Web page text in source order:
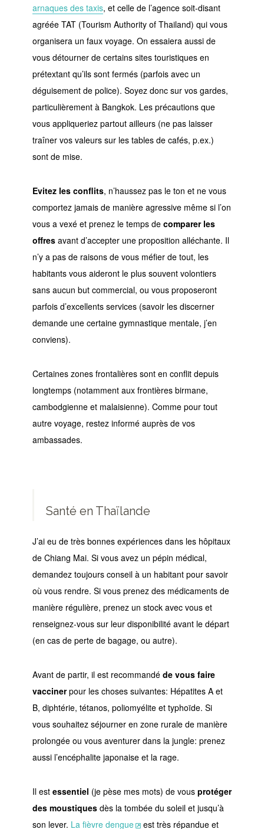
arnaques des taxis, et celle de l’agence soit-disant
agréée TAT (Tourism Authority of Thailand) qui vous
organisera un faux voyage. On essaiera aussi de
vous détourner de certains sites touristiques en
prétextant qu’ils sont fermés (parfois avec un
déguisement de police). Soyez donc sur vos gardes,
particulièrement à Bangkok. Les précautions que
vous appliqueriez partout ailleurs (ne pas laisser
traîner vos valeurs sur les tables de cafés, p.ex.)
sont de mise.
Evitez les conflits, n’haussez pas le ton et ne vous
comportez jamais de manière agressive même si l’on
vous a vexé et prenez le temps de comparer les
offresavant d’accepter une proposition alléchante. Il
n’y a pas de raisons de vous méfier de tout, les
habitants vous aideront le plus souvent volontiers
sans aucun but commercial, ou vous proposeront
parfois d’excellents services (savoir les discerner
demande une certaine gymnastique mentale, j’en
conviens).
Certaines zones frontalières sont en conflit depuis
longtemps (notamment aux frontières birmane,
cambodgienne et malaisienne). Comme pour tout
autre voyage, restez informé auprès de vos
ambassades.
Santé en Thaïlande
J’ai eu de très bonnes expériences dans les hôpitaux
de Chiang Mai. Si vous avez un pépin médical,
demandez toujours conseil à un habitant pour savoir
où vous rendre. Si vous prenez des médicaments de
manière régulière, prenez un stock avec vous et
renseignez-vous sur leur disponibilité avant le départ
(en cas de perte de bagage, ou autre).
Avant de partir, il est recommandé de vous faire
vaccinerpour les choses suivantes: Hépatites A et
B, diphtérie, tétanos, poliomyélite et typhoïde. Si
vous souhaitez séjourner en zone rurale de manière
prolongée ou vous aventurer dans la jungle: prenez
aussi l’encéphalite japonaise et la rage.
Il est essentiel (je pèse mes mots) de vous protéger
des moustiquesdès la tombée du soleil et jusqu’à
son lever. La fièvre dengue est très répandue et